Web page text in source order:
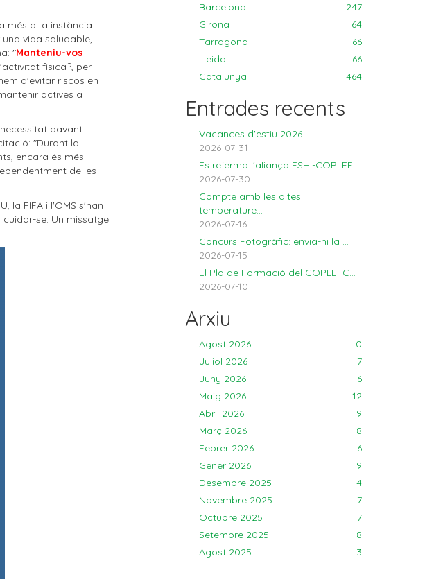
més alta instància
vida saludable,
"Manteniu-vos
física?, per
d'evitar riscos en
actives a
davant
"Durant la
encara és més
de les
la FIFA i l'OMS s'han
se. Un missatge
Barcelona
247
Girona
64
Tarragona
66
Lleida
66
Catalunya
464
Entrades recents
Vacances d'estiu 2026...
2026-07-31
Es referma l'aliança ESHI-COPLEF...
2026-07-30
Compte amb les altes
temperature...
2026-07-16
Concurs Fotogràfic: envia-hi la ...
2026-07-15
El Pla de Formació del COPLEFC...
2026-07-10
Arxiu
Agost 2026
0
Juliol 2026
7
Juny 2026
6
Maig 2026
12
Abril 2026
9
Març 2026
8
Febrer 2026
6
Gener 2026
9
Desembre 2025
4
Novembre 2025
7
Octubre 2025
7
Setembre 2025
8
Agost 2025
3